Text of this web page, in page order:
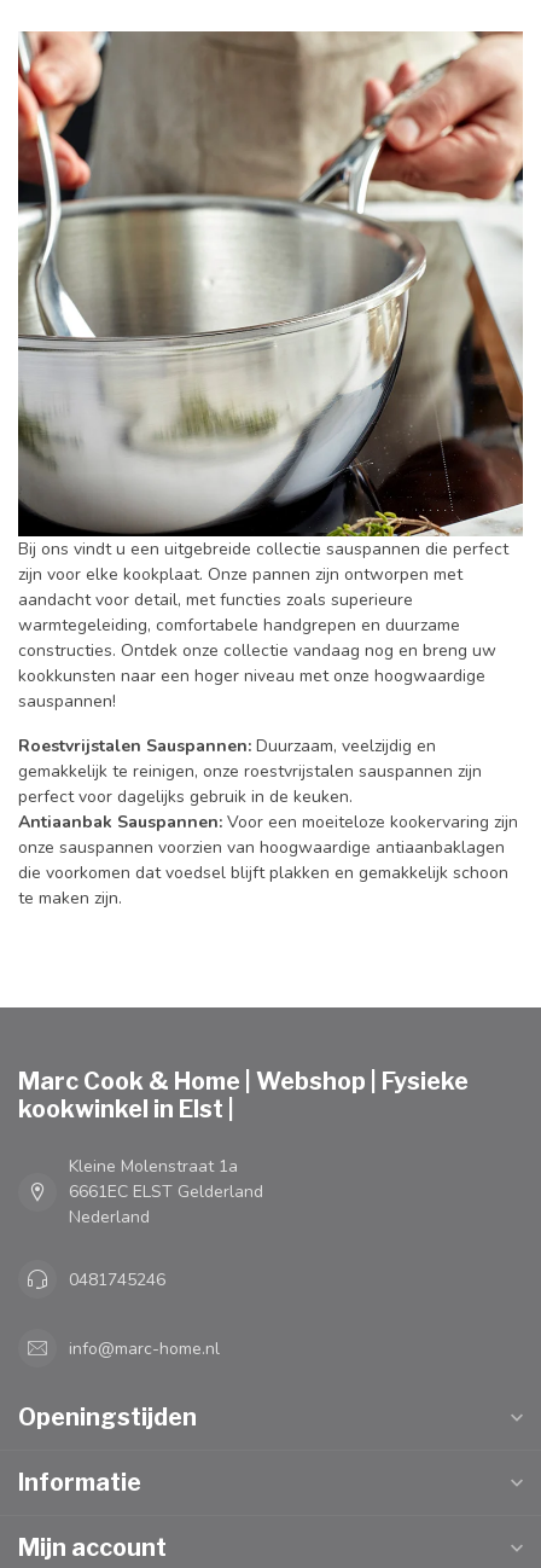
Bij ons vindt u een uitgebreide collectie sauspannen die perfect
zijn voor elke kookplaat. Onze pannen zijn ontworpen met
aandacht voor detail, met functies zoals superieure
warmtegeleiding, comfortabele handgrepen en duurzame
constructies. Ontdek onze collectie vandaag nog en breng uw
kookkunsten naar een hoger niveau met onze hoogwaardige
sauspannen!
Roestvrijstalen Sauspannen: Duurzaam, veelzijdig en
gemakkelijk te reinigen, onze roestvrijstalen sauspannen zijn
perfect voor dagelijks gebruik in de keuken.
Antiaanbak Sauspannen: Voor een moeiteloze kookervaring zijn
onze sauspannen voorzien van hoogwaardige antiaanbaklagen
die voorkomen dat voedsel blijft plakken en gemakkelijk schoon
te maken zijn.
Marc Cook & Home | Webshop | Fysieke
kookwinkel in Elst |
Kleine Molenstraat 1a
6661EC ELST Gelderland
Nederland
0481745246
info@marc-home.nl
Openingstijden
Informatie
Mijn account